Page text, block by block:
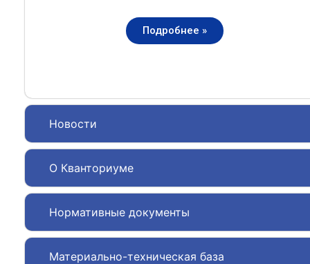
Новости
О Кванториуме
Нормативные документы
Материально-техническая база
Подробнее »